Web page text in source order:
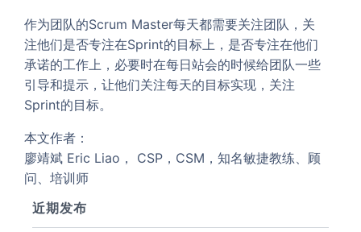
作为团队的Scrum Master每天都需要关注团队，关
注他们是否专注在Sprint的目标上，是否专注在他们
承诺的工作上，必要时在每日站会的时候给团队一些
引导和提示，让他们关注每天的目标实现，关注
Sprint的目标。
本文作者：
廖靖斌 Eric Liao， CSP，CSM，知名敏捷教练、顾
问、培训师
近期发布